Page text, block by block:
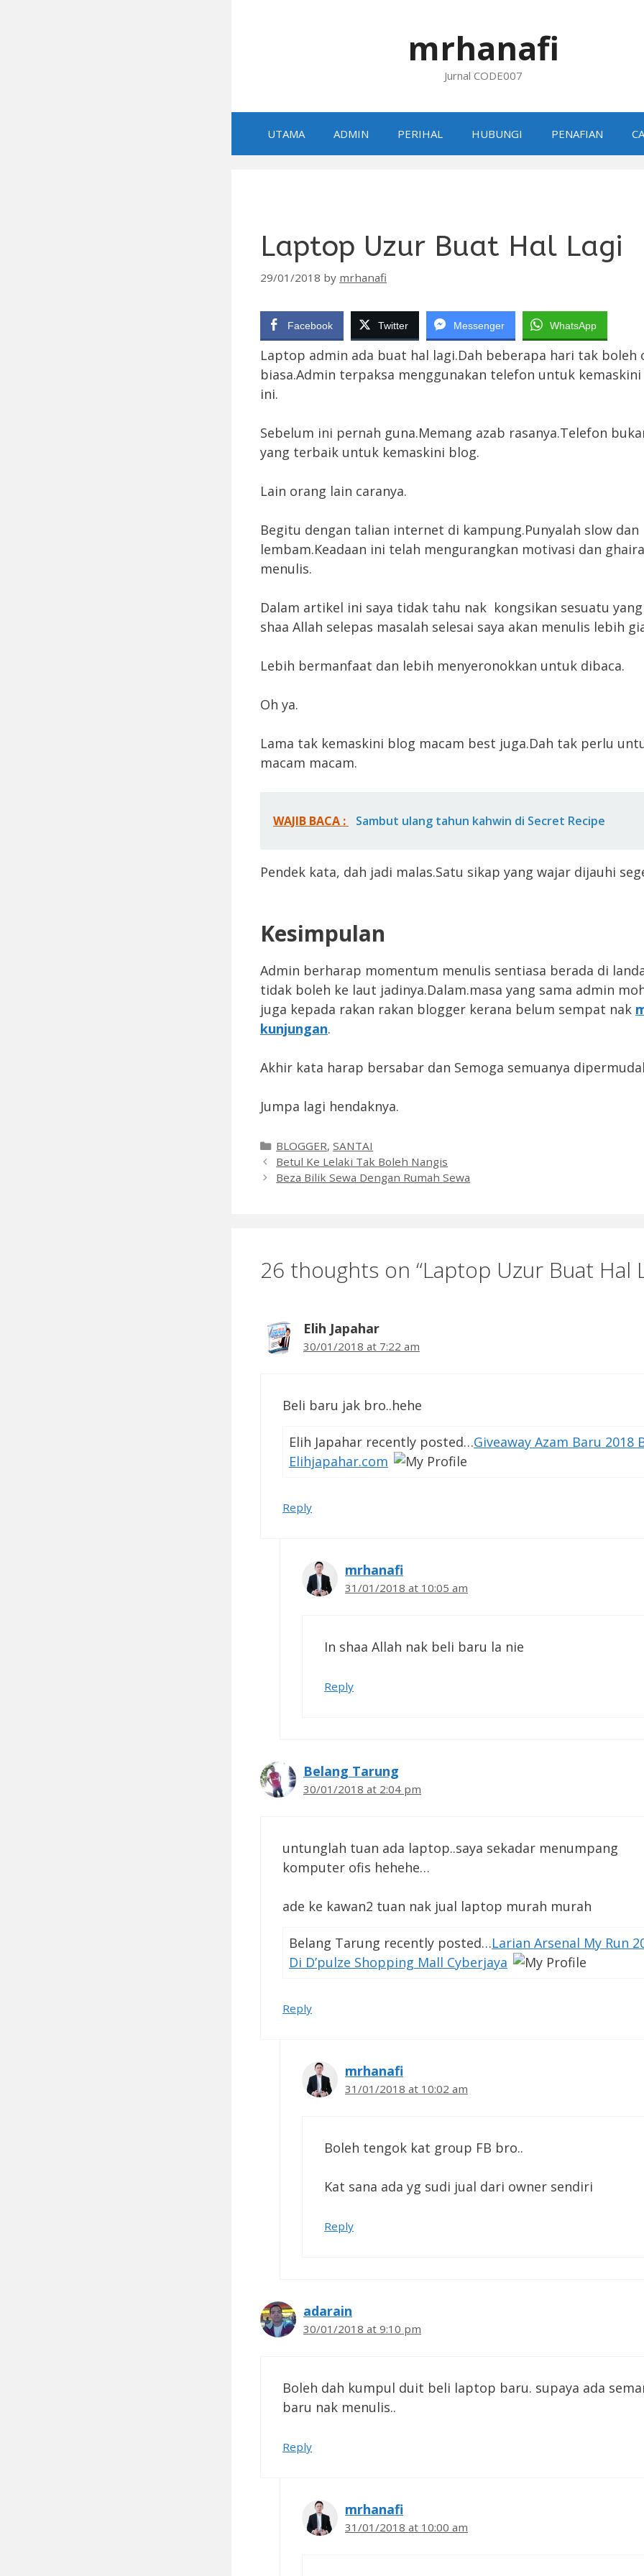
mrhanafi
Jurnal CODE007
UTAMA ADMIN PERIHAL HUBUNGI PENAFIAN
Laptop Uzur Buat Hal Lagi
29/01/2018 by mrhanafi
Facebook Twitter Messenger WhatsApp
Laptop admin ada buat hal lagi.Dah beberapa hari tak boleh
biasa.Admin terpaksa menggunakan telefon untuk
ini.
Sebelum ini pernah guna.Memang azab rasanya.Telefon
yang terbaik untuk kemaskini blog.
Lain orang lain caranya.
Begitu dengan talian internet di kampung.Punyalah slow dan
lembam.Keadaan ini telah mengurangkan motivasi dan
menulis.
Dalam artikel ini saya tidak tahu nak kongsikan sesuatu
shaa Allah selepas masalah selesai saya akan menulis lebih
Lebih bermanfaat dan lebih menyeronokkan untuk dibaca.
Oh ya.
Lama tak kemaskini blog macam best juga.Dah tak perlu
macam macam.
WAJIB BACA : Sambut ulang tahun kahwin di Secret Recipe
Pendek kata, dah jadi malas.Satu sikap yang wajar dijauhi
Kesimpulan
Admin berharap momentum menulis sentiasa berada di
tidak boleh ke laut jadinya.Dalam.masa yang sama admin
juga kepada rakan rakan blogger kerana belum sempat nak
kunjungan.
Akhir kata harap bersabar dan Semoga semuanya
Jumpa lagi hendaknya.
Categories
BLOGGER,SANTAI
Betul Ke Lelaki Tak Boleh Nangis
Beza Bilik Sewa Dengan Rumah Sewa
26 thoughts on “Laptop Uzur Buat Hal
Elih Japahar
30/01/2018 at 7:22 am
Beli baru jak bro..hehe
Elih Japahar recently posted…Giveaway Azam Baru 2018
Elihjapahar.com
Reply
mrhanafi
31/01/2018 at 10:05 am
In shaa Allah nak beli baru la nie
Reply
Belang Tarung
30/01/2018 at 2:04 pm
untunglah tuan ada laptop..saya sekadar menumpang
komputer ofis hehehe…
ade ke kawan2 tuan nak jual laptop murah murah
Belang Tarung recently posted…Larian Arsenal My Run
Di D’pulze Shopping Mall Cyberjaya
Reply
mrhanafi
31/01/2018 at 10:02 am
Boleh tengok kat group FB bro..
Kat sana ada yg sudi jual dari owner sendiri
Reply
adarain
30/01/2018 at 9:10 pm
Boleh dah kumpul duit beli laptop baru. supaya ada
baru nak menulis..
Reply
mrhanafi
31/01/2018 at 10:00 am